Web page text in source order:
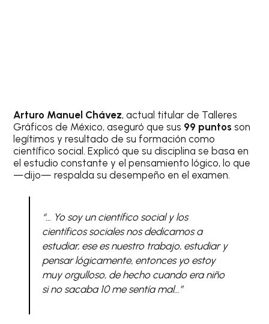
Arturo Manuel Chávez, actual titular de Talleres
Gráficos de México, aseguró que sus 99 puntos son
legítimos y resultado de su formación como
científico social. Explicó que su disciplina se basa en
el estudio constante y el pensamiento lógico, lo que
—dijo— respalda su desempeño en el examen.
“… Yo soy un científico social y los
científicos sociales nos dedicamos a
estudiar, ese es nuestro trabajo, estudiar y
pensar lógicamente, entonces yo estoy
muy orgulloso, de hecho cuando era niño
si no sacaba 10 me sentía mal…”